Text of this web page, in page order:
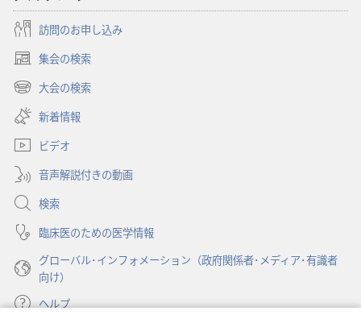
訪問のお申し込み
集会の検索
（新
し
タ
で
開
く）
大会の検索
（新
し
い
タ
ブ
で
開
く）
新着情報
ビデオ
音声解説付きの動画
検索
臨床医のための医学情報
グローバル･インフォメーション（政府関係者･メディア･有識者
向け）
ヘルプ